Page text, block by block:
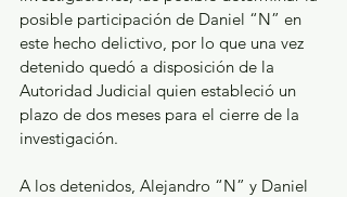
posible participación de Daniel “N” en
este hecho delictivo, por lo que una vez
detenido quedó a disposición de la
Autoridad Judicial quien estableció un
plazo de dos meses para el cierre de la
investigación.
A los detenidos, Alejandro “N” y Daniel